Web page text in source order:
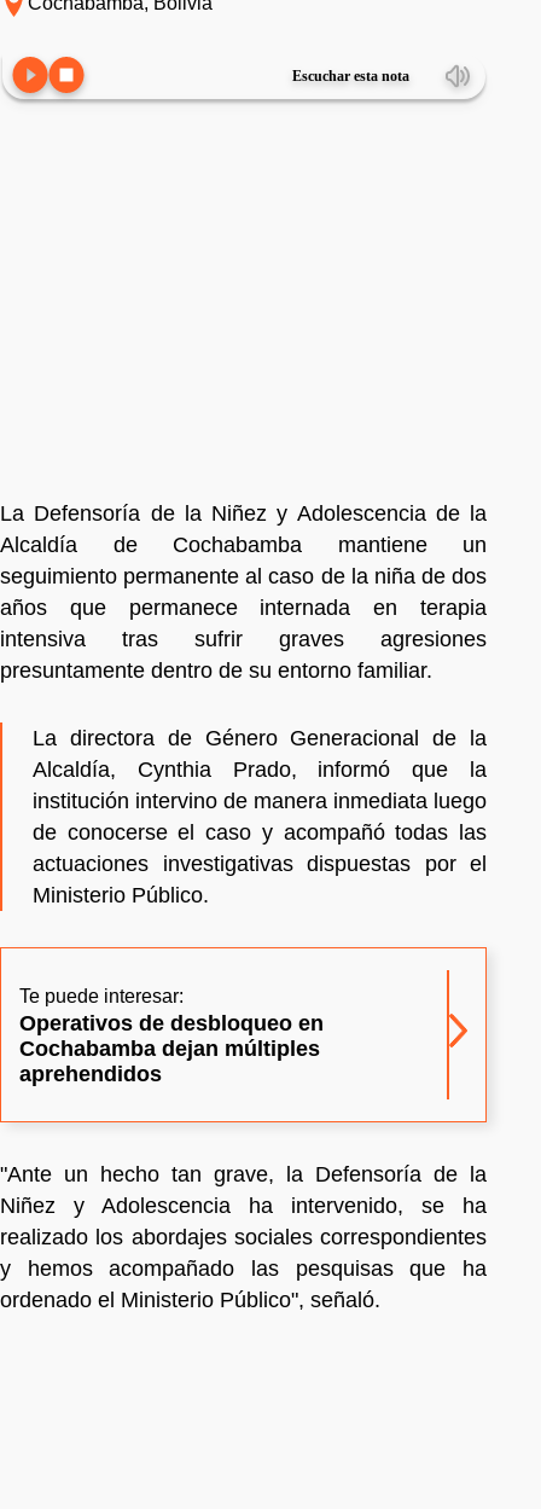
Escuchar esta nota
La Defensoría de la Niñez y Adolescencia de la
Alcaldía de Cochabamba mantiene un
seguimiento permanente al caso de la niña de dos
años que permanece internada en terapia
intensiva tras sufrir graves agresiones
presuntamente dentro de su entorno familiar.
La directora de Género Generacional de la
Alcaldía, Cynthia Prado, informó que la
institución intervino de manera inmediata luego
de conocerse el caso y acompañó todas las
actuaciones investigativas dispuestas por el
Ministerio Público.
Te puede interesar:
Operativos de desbloqueo en
Cochabamba dejan múltiples
aprehendidos
"Ante un hecho tan grave, la Defensoría de la
Niñez y Adolescencia ha intervenido, se ha
realizado los abordajes sociales correspondientes
y hemos acompañado las pesquisas que ha
ordenado el Ministerio Público", señaló.